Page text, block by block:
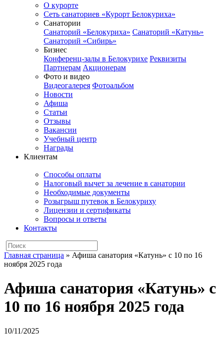
О курорте
Сеть санаториев «Курорт Белокуриха»
Санатории
Санаторий «Белокуриха» Санаторий «Катунь»
Санаторий «Сибирь»
Бизнес
Конференц-залы в Белокурихе Реквизиты
Партнерам Акционерам
Фото и видео
Видеогалерея Фотоальбом
Новости
Афиша
Статьи
Отзывы
Вакансии
Учебный центр
Награды
Клиентам
Способы оплаты
Налоговый вычет за лечение в санатории
Необходимые документы
Розыгрыш путевок в Белокуриху
Лицензии и сертификаты
Вопросы и ответы
Контакты
Главная страница » Афиша санатория «Катунь» с 10 по 16
ноября 2025 года
Афиша санатория «Катунь» с
10 по 16 ноября 2025 года
10/11/2025